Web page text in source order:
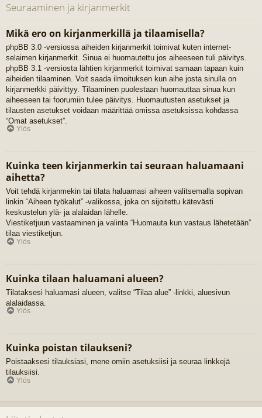
Seuraaminen ja kirjanmerkit
Mikä ero on kirjanmerkillä ja tilaamisella?
phpBB 3.0 -versiossa aiheiden kirjanmerkit toimivat kuten internet-
selaimen kirjanmerkit. Sinua ei huomautettu jos aiheeseen tuli päivitys.
phpBB 3.1 -versiosta lähtien kirjanmerkit toimivat samaan tapaan kuin
aiheiden tilaaminen. Voit saada ilmoituksen kun aihe josta sinulla on
kirjanmerkki päivittyy. Tilaaminen puolestaan huomauttaa sinua kun
aiheeseen tai foorumiin tulee päivitys. Huomautusten asetukset ja
tilausten asetukset voidaan määrittää omissa asetuksissa kohdassa
“Omat asetukset”.
Ylös
Kuinka teen kirjanmerkin tai seuraan haluamaani
aihetta?
Voit tehdä kirjanmekin tai tilata haluamasi aiheen valitsemalla sopivan
linkin “Aiheen työkalut” -valikossa, joka on sijoitettu kätevästi
keskustelun ylä- ja alalaidan lähelle.
Viestiketjuun vastaaminen ja valinta “Huomauta kun vastaus lähetetään”
tilaa viestiketjun.
Ylös
Kuinka tilaan haluamani alueen?
Tilataksesi haluamasi alueen, valitse “Tilaa alue” -linkki, aluesivun
alalaidassa.
Ylös
Kuinka poistan tilaukseni?
Poistaaksesi tilauksiasi, mene omiin asetuksiisi ja seuraa linkkejä
tilauksiisi.
Ylös